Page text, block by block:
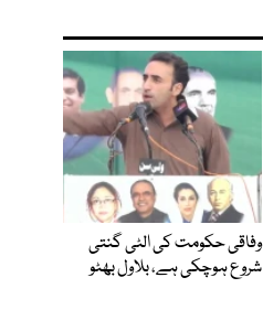
وفاقی حکومت کی الٹی گنتی
شروع ہوچکی ہے، بلاول بھٹو